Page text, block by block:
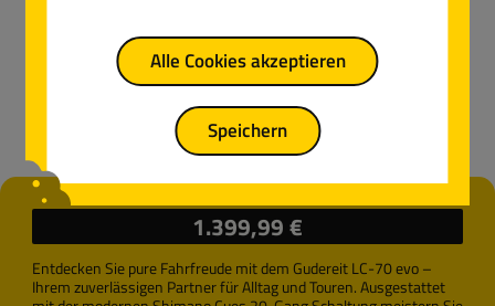
1.399,99 €
Entdecken Sie pure Fahrfreude mit dem Gudereit LC-70 evo –
Ihrem zuverlässigen Partner für Alltag und Touren. Ausgestattet
Alle Cookies akzeptieren
Speichern